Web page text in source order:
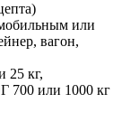
или
вагон,
25 кг,
700 или 1000 кг